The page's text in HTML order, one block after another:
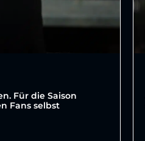
Für die Saison
Fans selbst